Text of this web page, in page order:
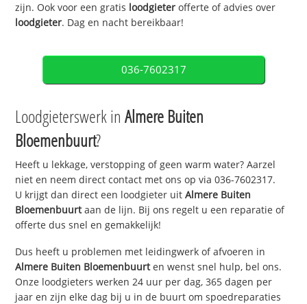
zijn. Ook voor een gratis loodgieter offerte of advies over
loodgieter. Dag en nacht bereikbaar!
036-7602317
Loodgieterswerk inAlmere Buiten
Bloemenbuurt?
Heeft u lekkage, verstopping of geen warm water? Aarzel
niet en neem direct contact met ons op via 036-7602317.
U krijgt dan direct een loodgieter uitAlmere Buiten
Bloemenbuurtaan de lijn. Bij ons regelt u een reparatie of
offerte dus snel en gemakkelijk!
Dus heeft u problemen met leidingwerk of afvoeren in
Almere Buiten Bloemenbuurten wenst snel hulp, bel ons.
Onze loodgieters werken 24 uur per dag, 365 dagen per
jaar en zijn elke dag bij u in de buurt om spoedreparaties